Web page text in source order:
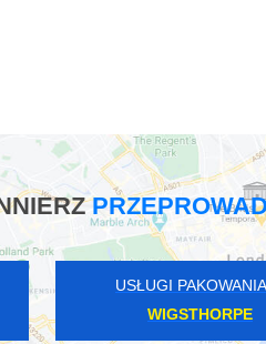
USŁUGI
WIGSTHORPE